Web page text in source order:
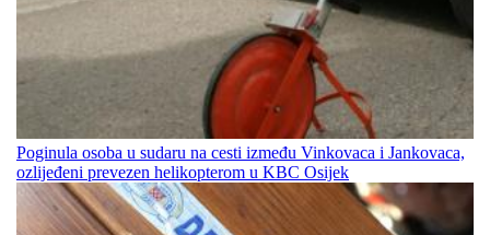
Poginula osoba u sudaru na cesti između Vinkovaca i Jankovaca,
ozlijeđeni prevezen helikopterom u KBC Osijek